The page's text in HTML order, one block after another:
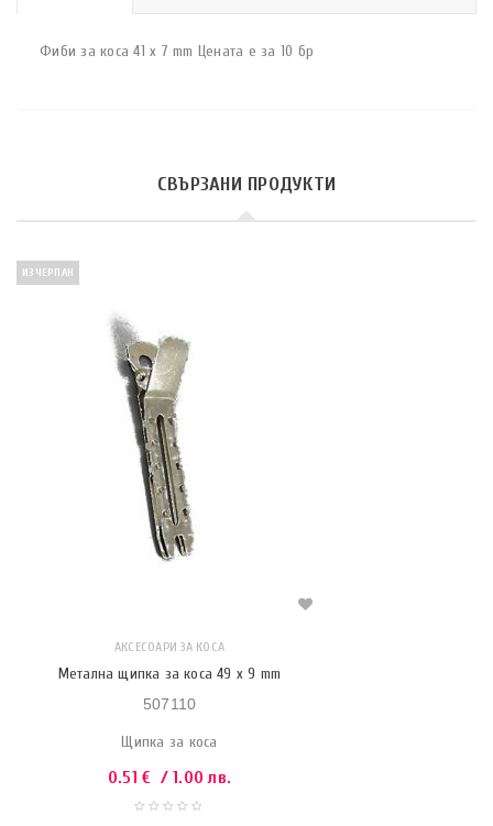
Фиби за коса 41 x 7 mm Цената е за 10 бр
СВЪРЗАНИ ПРОДУКТИ
ИЗЧЕРПАН
АКСЕСОАРИ ЗА КОСА
Метална щипка за коса 49 x 9 mm
507110
Щипка за коса
0.51€ / 1.00 лв.